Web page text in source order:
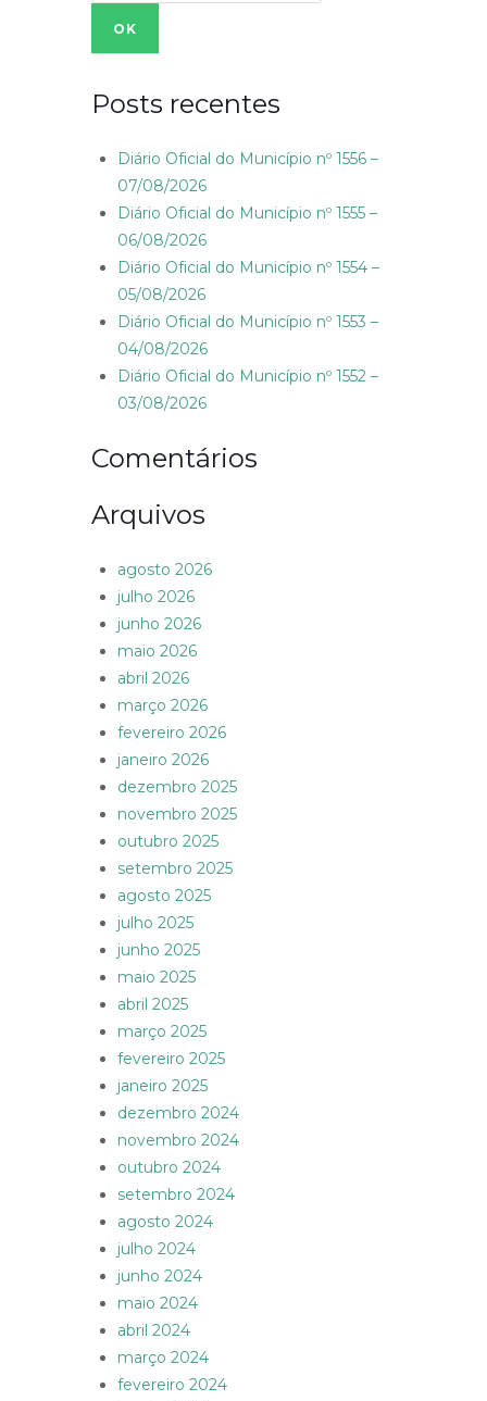
Posts recentes
Diário Oficial do Município nº 1556 –
07/08/2026
Diário Oficial do Município nº 1555 –
06/08/2026
Diário Oficial do Município nº 1554 –
05/08/2026
Diário Oficial do Município nº 1553 –
04/08/2026
Diário Oficial do Município nº 1552 –
03/08/2026
Comentários
Arquivos
agosto 2026
julho 2026
junho 2026
maio 2026
abril 2026
março 2026
fevereiro 2026
janeiro 2026
dezembro 2025
novembro 2025
outubro 2025
setembro 2025
agosto 2025
julho 2025
junho 2025
maio 2025
abril 2025
março 2025
fevereiro 2025
janeiro 2025
dezembro 2024
novembro 2024
outubro 2024
setembro 2024
agosto 2024
julho 2024
junho 2024
maio 2024
abril 2024
março 2024
fevereiro 2024